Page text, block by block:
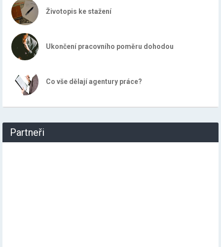
Životopis ke stažení
Ukončení pracovního poměru dohodou
Co vše dělají agentury práce?
Partneři